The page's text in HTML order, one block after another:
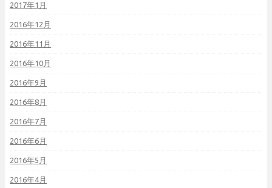
2017年1月
2016年12月
2016年11月
2016年10月
2016年9月
2016年8月
2016年7月
2016年6月
2016年5月
2016年4月